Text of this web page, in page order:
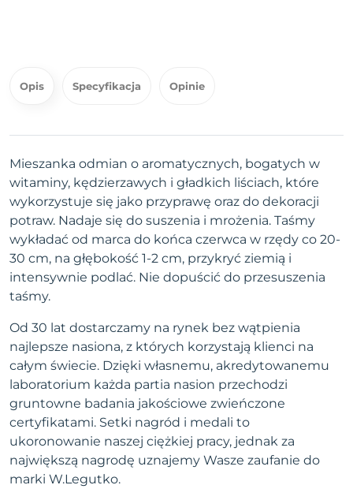
Opis Specyfikacja Opinie
Mieszanka odmian o aromatycznych, bogatych w
witaminy, kędzierzawych i gładkich liściach, które
wykorzystuje się jako przyprawę oraz do dekoracji
potraw. Nadaje się do suszenia i mrożenia. Taśmy
wykładać od marca do końca czerwca w rzędy co 20-
30 cm, na głębokość 1-2 cm, przykryć ziemią i
intensywnie podlać. Nie dopuścić do przesuszenia
taśmy.
Od 30 lat dostarczamy na rynek bez wątpienia
najlepsze nasiona, z których korzystają klienci na
całym świecie. Dzięki własnemu, akredytowanemu
laboratorium każda partia nasion przechodzi
gruntowne badania jakościowe zwieńczone
certyfikatami. Setki nagród i medali to
ukoronowanie naszej ciężkiej pracy, jednak za
największą nagrodę uznajemy Wasze zaufanie do
marki W.Legutko.